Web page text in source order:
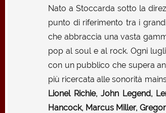
Nato a Stoccarda sotto la
punto di riferimento tra i
che abbraccia una vasta
pop al soul e al rock. Ogni
con un pubblico che supera
più ricercata alle sonorità
Lionel Richie, John Legend,
Hancock, Marcus Miller,